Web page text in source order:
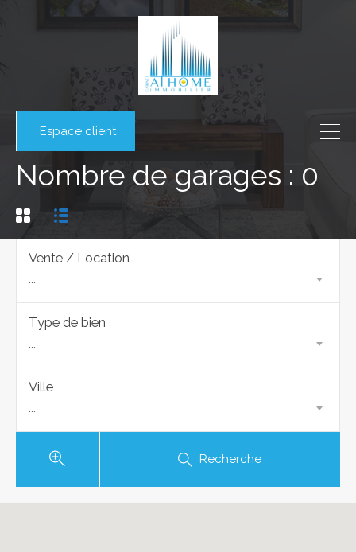
Espace client
Nombre de garages : 0
Vente / Location
...
Type de bien
...
Ville
...
Recherche